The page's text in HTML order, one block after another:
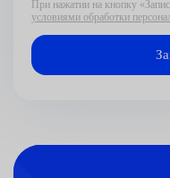
При нажатии на кнопку
условиями обработки